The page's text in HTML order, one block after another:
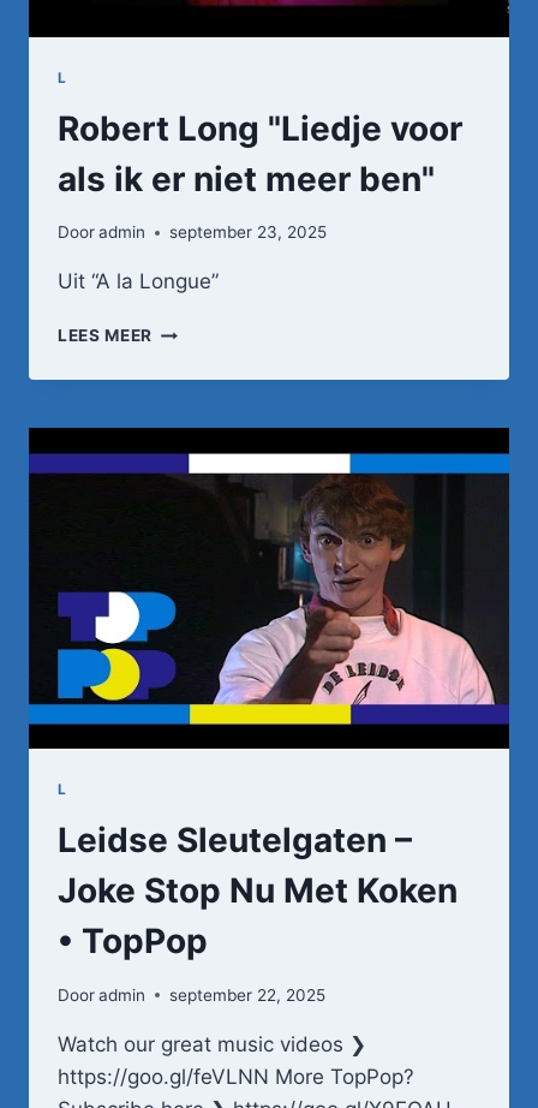
L
Robert Long "Liedje voor
als ik er niet meer ben"
Dooradmin september 23, 2025
Uit “A la Longue”
LEES MEER ROBERT
"LIEDJE
ALS
IK
ER
L
Leidse Sleutelgaten –
Joke Stop Nu Met Koken
• TopPop
Dooradmin september 22, 2025
Watch our great music videos ❯
https://goo.gl/feVLNN More TopPop?